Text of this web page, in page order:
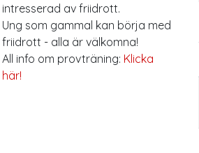
intresserad av friidrott.
Ung som gammal kan börja med
friidrott - alla är välkomna!
All info om provträning: Klicka
här!